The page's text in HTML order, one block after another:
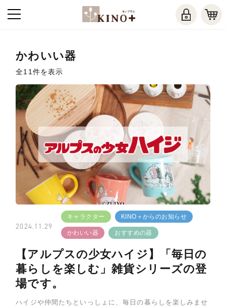
かわいい器
全11件を表示
2024.11.29
キャラクター KINO＋からのお知らせ
かわいい器 おすすめの器
【アルプスの少女ハイジ】「毎日の
暮らしを楽しむ」雑貨シリーズの登
場です。
ハイジや仲間たちといっしょに、毎日の暮らしを楽しみませ